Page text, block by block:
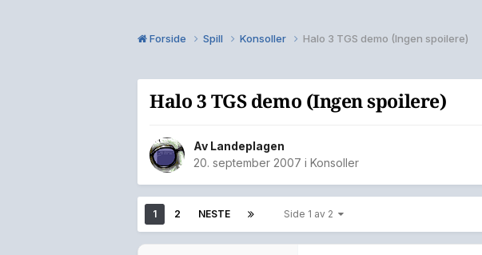
Forside Spill Konsoller Halo 3 TGS demo (Ingen spoilere)
Halo 3 TGS demo (Ingen spoilere)
Av Landeplagen
20. september 2007 i Konsoller
1 2 NESTE Side 1 av 2